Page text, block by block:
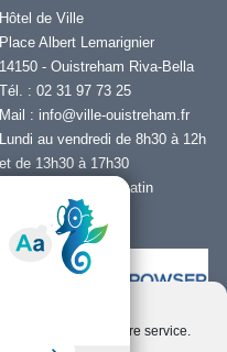
notre site web et notre service.
Hôtel de Ville
Place Albert Lemarignier
14150 - Ouistreham Riva-Bella
Tél. : 02 31 97 73 25
Mail : info@ville-ouistreham.fr
Lundi au vendredi de 8h30 à 12h
et de 13h30 à 17h30
Fermeture le jeudi matin
Nous contacter
Installer Ability Browser